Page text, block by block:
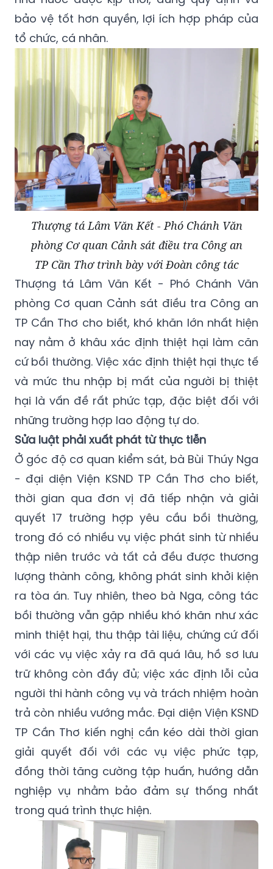
bảo vệ tốt hơn quyền, lợi ích hợp pháp của
tổ chức, cá nhân.
Thượng tá Lâm Văn Kết - Phó Chánh Văn
phòng Cơ quan Cảnh sát điều tra Công an
TP Cần Thơ trình bày với Đoàn công tác
Thượng tá Lâm Văn Kết - Phó Chánh Văn
phòng Cơ quan Cảnh sát điều tra Công an
TP Cần Thơ cho biết, khó khăn lớn nhất hiện
nay nằm ở khâu xác định thiệt hại làm căn
cứ bồi thường. Việc xác định thiệt hại thực tế
và mức thu nhập bị mất của người bị thiệt
hại là vấn đề rất phức tạp, đặc biệt đối với
những trường hợp lao động tự do.
Sửa luật phải xuất phát từ thực tiễn
Ở góc độ cơ quan kiểm sát, bà Bùi Thúy Nga
- đại diện Viện KSND TP Cần Thơ cho biết,
thời gian qua đơn vị đã tiếp nhận và giải
quyết 17 trường hợp yêu cầu bồi thường,
trong đó có nhiều vụ việc phát sinh từ nhiều
thập niên trước và tất cả đều được thương
lượng thành công, không phát sinh khởi kiện
ra tòa án. Tuy nhiên, theo bà Nga, công tác
bồi thường vẫn gặp nhiều khó khăn như xác
minh thiệt hại, thu thập tài liệu, chứng cứ đối
với các vụ việc xảy ra đã quá lâu, hồ sơ lưu
trữ không còn đầy đủ; việc xác định lỗi của
người thi hành công vụ và trách nhiệm hoàn
trả còn nhiều vướng mắc. Đại diện Viện KSND
TP Cần Thơ kiến nghị cần kéo dài thời gian
giải quyết đối với các vụ việc phức tạp,
đồng thời tăng cường tập huấn, hướng dẫn
nghiệp vụ nhằm bảo đảm sự thống nhất
trong quá trình thực hiện.